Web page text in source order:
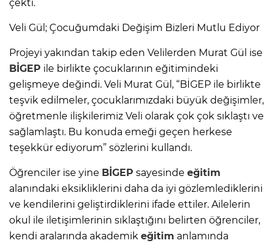
çekti.
Veli Gül; Çocuğumdaki Değişim Bizleri Mutlu Ediyor
Projeyi yakından takip eden Velilerden Murat Gül ise
BİGEP ile birlikte çocuklarının eğitimindeki
gelişmeye değindi. Veli Murat Gül, “BİGEP ile birlikte
teşvik edilmeler, çocuklarımızdaki büyük değişimler,
öğretmenle ilişkilerimiz Veli olarak çok çok sıklaştı ve
sağlamlaştı. Bu konuda emeği geçen herkese
teşekkür ediyorum” sözlerini kullandı.
Öğrenciler ise yine BİGEP sayesinde eğitim
alanındaki eksikliklerini daha da iyi gözlemlediklerini
ve kendilerini geliştirdiklerini ifade ettiler. Ailelerin
okul ile iletişimlerinin sıklaştığını belirten öğrenciler,
kendi aralarında akademik eğitim anlamında